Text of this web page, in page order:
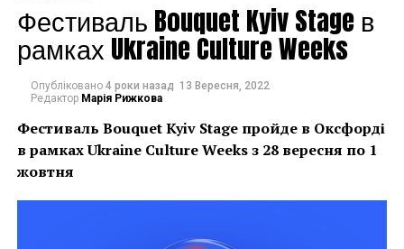
У рамках актуальної виставки глядачу вдасться
прослідкувати, як впізнавана творча манера
художниці втілюється у її фігуративних
композиціях. #FLORA – це вперше зібраний у повну
Василенко, що розкриває тему завжди нової і
непередбачуваної краси квіткових образів.
Ідейна основа серії та мета експозиції – бажання
представити красу, створену природою.
Фестиваль Bouquet Kyiv Stage в
рамках Ukraine Culture Weeks
Опубліковано 4 роки назад 13 Вересня, 2022
Редактор Марія Рижкова
Фестиваль Bouquet Kyiv Stage пройде в Оксфорді
в рамкахUkraine Culture Weeks з 28 вересня по 1
жовтня